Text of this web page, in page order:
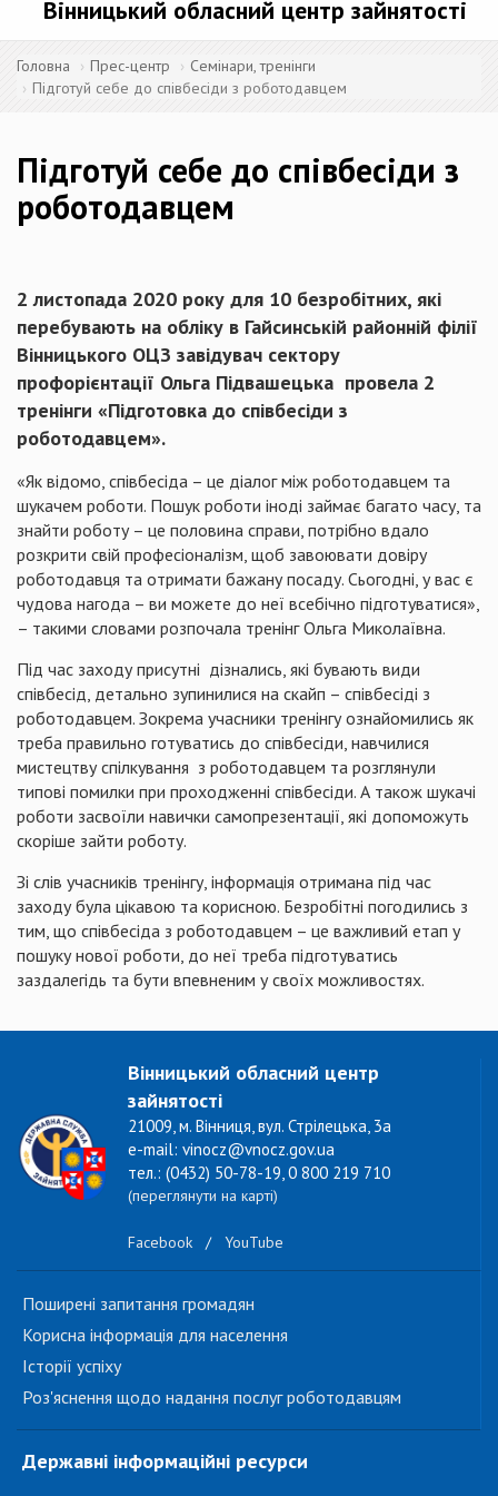
Вінницький обласний центр зайнятості
Головна Прес-центр
Семінари, тренінги
Підготуй себе до співбесіди з роботодавцем
Підготуй себе до співбесіди з
роботодавцем
2 листопада 2020 року для 10 безробітних, які
перебувають на обліку в Гайсинській районній філії
Вінницького ОЦЗ завідувач сектору
профорієнтації Ольга Підвашецька провела 2
тренінги «Підготовка до співбесіди з
роботодавцем».
«Як відомо, співбесіда – це діалог між роботодавцем та
шукачем роботи. Пошук роботи іноді займає багато часу, та
знайти роботу – це половина справи, потрібно вдало
розкрити свій професіоналізм, щоб завоювати довіру
роботодавця та отримати бажану посаду. Сьогодні, у вас є
чудова нагода – ви можете до неї всебічно підготуватися»,
– такими словами розпочала тренінг Ольга Миколаївна.
Під час заходу присутні дізнались, які бувають види
співбесід, детально зупинилися на скайп – співбесіді з
роботодавцем. Зокрема учасники тренінгу ознайомились як
треба правильно готуватись до співбесіди, навчилися
мистецтву спілкування з роботодавцем та розглянули
типові помилки при проходженні співбесіди. А також шукачі
роботи засвоїли навички самопрезентації, які допоможуть
скоріше зайти роботу.
Зі слів учасників тренінгу, інформація отримана під час
заходу була цікавою та корисною. Безробітні погодились з
тим, що співбесіда з роботодавцем – це важливий етап у
пошуку нової роботи, до неї треба підготуватись
заздалегідь та бути впевненим у своїх можливостях.
Вінницький обласний центр
зайнятості
21009, м. Вінниця, вул. Стрілецька, 3а
e-mail: vinocz@vnocz.gov.ua
тел.: (0432) 50-78-19, 0 800 219 710
(переглянути на карті)
Facebook / YouTube
Поширені запитання громадян
Корисна інформація для населення
Історії успіху
Роз'яснення щодо надання послуг роботодавцям
Державні інформаційні ресурси